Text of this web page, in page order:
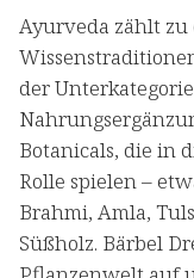
Ayurveda zählt
der Unterkategorie
Botanicals, die in
Rolle spielen –
Brahmi, Amla,
Süßholz. Bärbel